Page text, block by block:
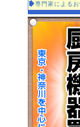
専門家による